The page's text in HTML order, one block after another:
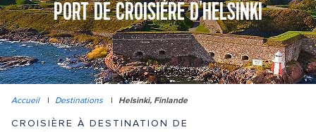
PORT DE CROISIÈRE D'HELSINKI
Accueil | Destinations | Helsinki, Finlande
CROISIÈRE À DESTINATION DE